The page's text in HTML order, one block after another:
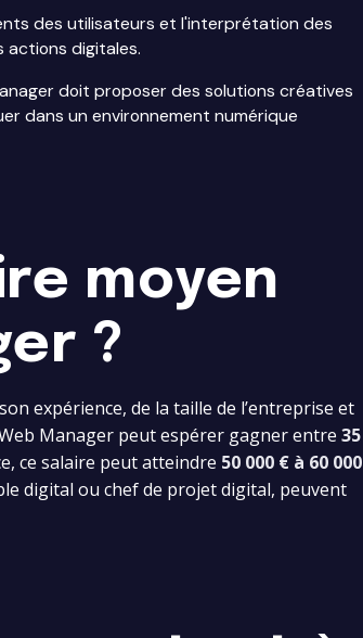
des utilisateurs et l'interprétation des
actions digitales.
doit proposer des solutions créatives
dans un environnement numérique
moyen
?
expérience, de la taille de l’entreprise et
Manager peut espérer gagner entre 35
ce salaire peut atteindre 50 000 € à 60 000
digital ou chef de projet digital, peuvent